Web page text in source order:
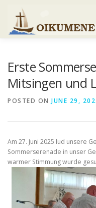
content
Erste
Mitsingen und
POSTED ON JUNE 29,
Am 27. Juni 2025 lud unsere
Sommerserenade in unser
warmer Stimmung wurde